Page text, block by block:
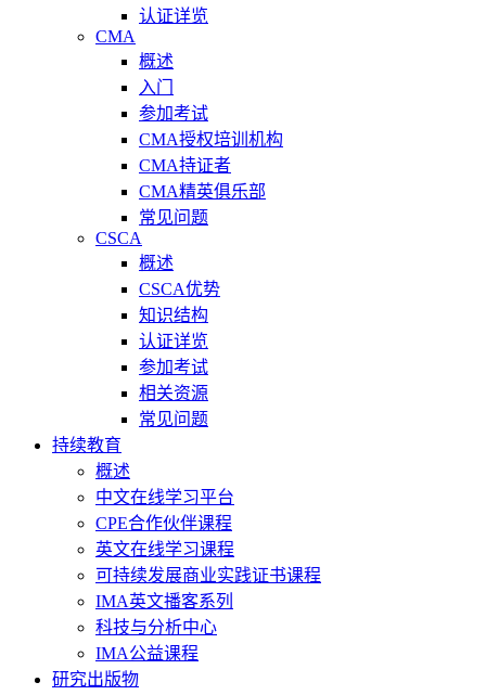
认证详览
CMA
概述
入门
参加考试
CMA授权培训机构
CMA持证者
CMA精英俱乐部
常见问题
CSCA
概述
CSCA优势
知识结构
认证详览
参加考试
相关资源
常见问题
持续教育
概述
中文在线学习平台
CPE合作伙伴课程
英文在线学习课程
可持续发展商业实践证书课程
IMA英文播客系列
科技与分析中心
IMA公益课程
研究出版物